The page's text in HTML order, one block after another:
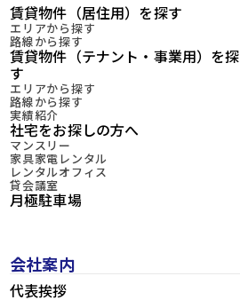
賃貸物件（居住用）を探す
エリアから探す
路線から探す
賃貸物件（テナント・事業用）を探
す
エリアから探す
路線から探す
実績紹介
社宅をお探しの方へ
マンスリー
家具家電レンタル
レンタルオフィス
貸会議室
月極駐車場
会社案内
代表挨拶